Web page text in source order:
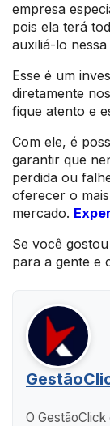
empresa
pois ela terá
auxiliá-lo nessa
Esse é um
diretamente
fique atento e
Com ele, é
garantir que
perdida ou
oferecer o
mercado.
Se você
para a gente e
O